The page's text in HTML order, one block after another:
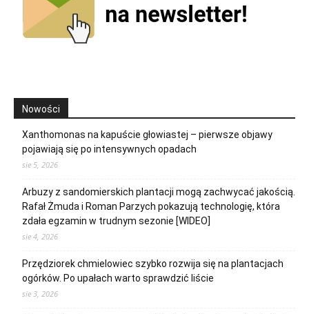
Nowości
Xanthomonas na kapuście głowiastej – pierwsze objawy
pojawiają się po intensywnych opadach
sie 5, 2026
Arbuzy z sandomierskich plantacji mogą zachwycać jakością.
Rafał Żmuda i Roman Parzych pokazują technologię, która
zdała egzamin w trudnym sezonie [WIDEO]
sie 4, 2026
Przędziorek chmielowiec szybko rozwija się na plantacjach
ogórków. Po upałach warto sprawdzić liście
sie 3, 2026